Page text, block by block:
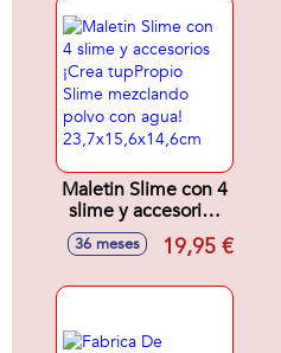
Maletin Slime con 4
slime y accesorios
¡Crea tupPropio
Slime mezclando
23,7x15,6x14,6cm
36 meses 19,95 €